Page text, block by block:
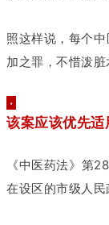
照这样说，每个
加之罪，不惜泼脏
·
该案应该优先适
《中医药法》第
在设区的市级人民